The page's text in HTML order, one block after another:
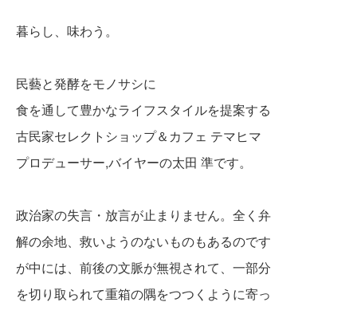
暮らし、味わう。
民藝と発酵をモノサシに
食を通して豊かなライフスタイルを提案する
古民家セレクトショップ＆カフェ テマヒマ
プロデューサー,バイヤーの太田 準です。
政治家の失言・放言が止まりません。全く弁
解の余地、救いようのないものもあるのです
が中には、前後の文脈が無視されて、一部分
を切り取られて重箱の隅をつつくように寄っ